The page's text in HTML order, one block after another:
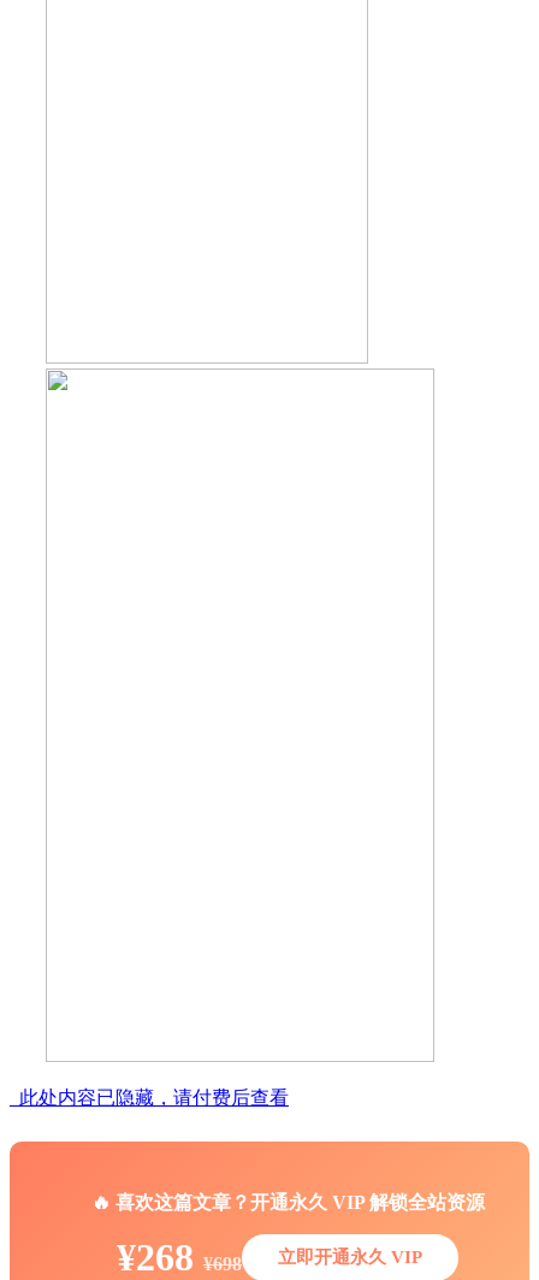
此处内容已隐藏，请付费后查看
🔥 喜欢这篇文章？开通永久 VIP 解锁全站资源
¥268 ¥698 立即开通永久 VIP